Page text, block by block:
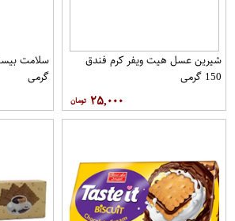
شیرین عسل هیت ویفر کرم فندق
150 گرمی
۲۵,۰۰۰
گرمی